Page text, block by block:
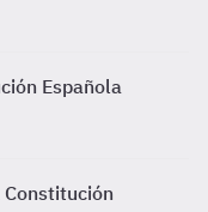
Española